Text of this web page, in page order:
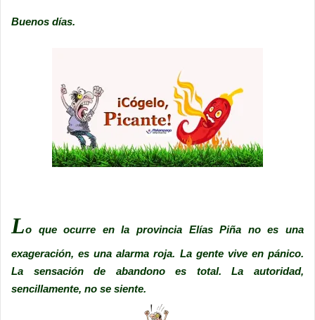
Buenos días.
Lo que ocurre en la provincia Elías Piña no es una
exageración, es una alarma roja. La gente vive en pánico.
La sensación de abandono es total. La autoridad,
sencillamente, no se siente.